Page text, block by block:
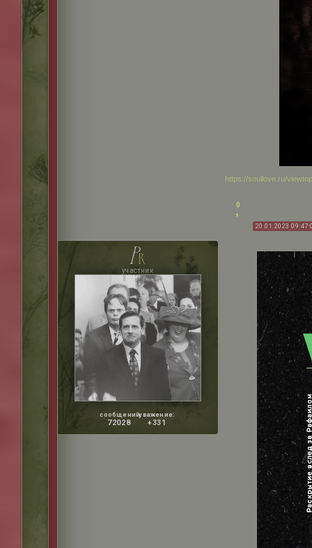
https://soullove.ru/
0
20.01.2023
pr
участник
сообщений:
72028
уважение:
+331